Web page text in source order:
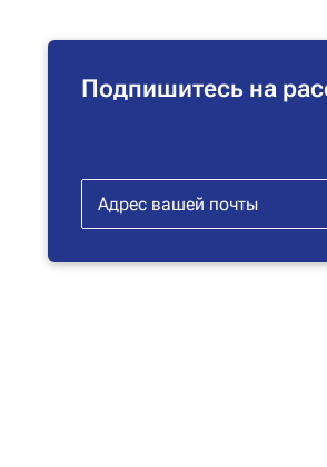
Подпишитесь на